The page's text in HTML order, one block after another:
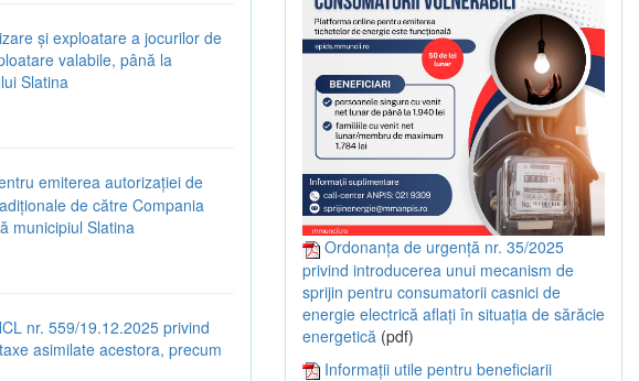
și exploatare a jocurilor de
valabile, până la
Slatina
emiterea autorizației de
de către Compania
municipiul Slatina
nr. 559/19.12.2025 privind
asimilate acestora, precum
Ordonanța de urgență nr. 35/2025
privind introducerea unui mecanism de
sprijin pentru consumatorii casnici de
energie electrică aflați în situația de sărăcie
energetică (pdf)
Informații utile pentru beneficiarii